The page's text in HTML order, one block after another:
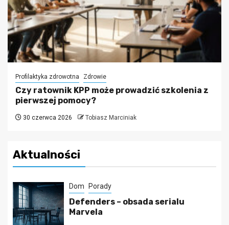
Profilaktyka zdrowotna Zdrowie
Czy ratownik KPP może prowadzić szkolenia z
pierwszej pomocy?
30 czerwca 2026 Tobiasz Marciniak
Aktualności
Dom Porady
Defenders – obsada serialu
Marvela